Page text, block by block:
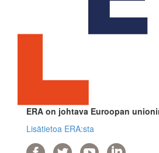
ERA on johtava Euroopan
Lisätietoa ERA:sta